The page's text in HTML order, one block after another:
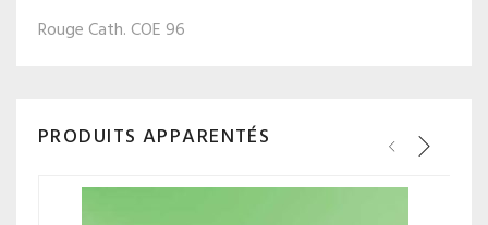
Rouge Cath. COE 96
PRODUITS APPARENTÉS